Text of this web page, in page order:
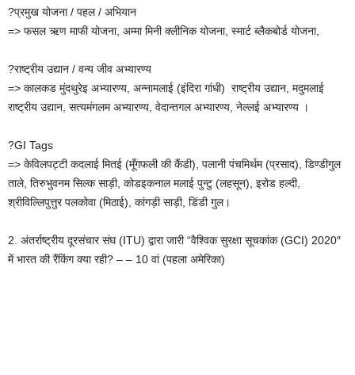
?प्रमुख योजना / पहल / अभियान
=> फसल ऋण माफी योजना, अम्मा मिनी क्लीनिक योजना, स्मार्ट ब्लैकबोर्ड योजना,
?राष्ट्रीय उद्यान / वन्य जीव अभ्यारण्य
=> कालकड मुंदथुरेइ अभ्यारण्य, अन्नामलाई (इंदिरा गांधी) राष्ट्रीय उद्यान, मदुमलाई
राष्ट्रीय उद्यान, सत्यमंगलम अभ्यारण्य, वेदान्तगल अभ्यारण्य, नेल्लई अभ्यारण्य ।
?GI Tags
=> केविलपट्टी कदलाई मितई (मूँगफली की कैंडी), पलानी पंचमिर्थम (प्रसाद), डिण्डीगुल
ताले, तिरुभुवनम सिल्क साड़ी, कोडइकनाल मलाई पुन्टु (लहसून), इरोड हल्दी,
श्रीविल्लिपुत्तुर पलकोवा (मिठाई), कांगड़ी साड़ी, डिंडी गुल।
2. अंतर्राष्ट्रीय दूरसंचार संघ (ITU) द्वारा जारी “वैश्विक सुरक्षा सूचकांक (GCI) 2020″
में भारत की रैंकिंग क्या रही? – – 10 वां (पहला अमेरिका)